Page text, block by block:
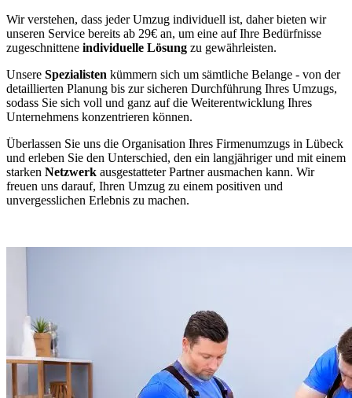
Wir verstehen, dass jeder Umzug individuell ist, daher bieten wir
unseren Service bereits ab 29€ an, um eine auf Ihre Bedürfnisse
zugeschnittene individuelle Lösung zu gewährleisten.
Unsere Spezialisten kümmern sich um sämtliche Belange - von der
detaillierten Planung bis zur sicheren Durchführung Ihres Umzugs,
sodass Sie sich voll und ganz auf die Weiterentwicklung Ihres
Unternehmens konzentrieren können.
Überlassen Sie uns die Organisation Ihres Firmenumzugs in Lübeck
und erleben Sie den Unterschied, den ein langjähriger und mit einem
starken Netzwerk ausgestatteter Partner ausmachen kann. Wir
freuen uns darauf, Ihren Umzug zu einem positiven und
unvergesslichen Erlebnis zu machen.